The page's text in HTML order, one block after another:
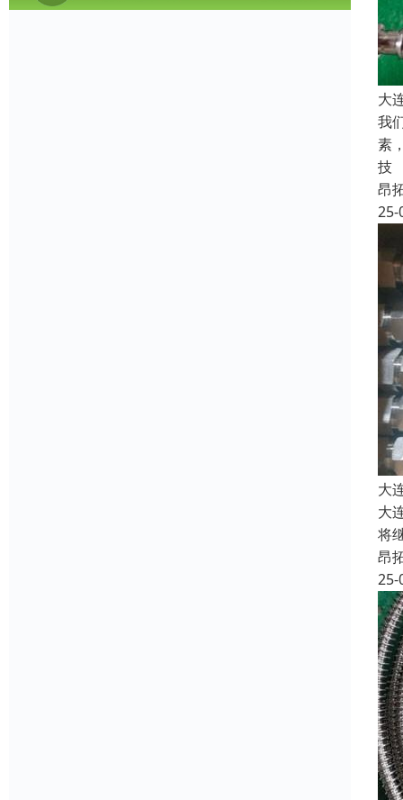
大
我
素
技
昂
25-
大
大
将
昂
25-